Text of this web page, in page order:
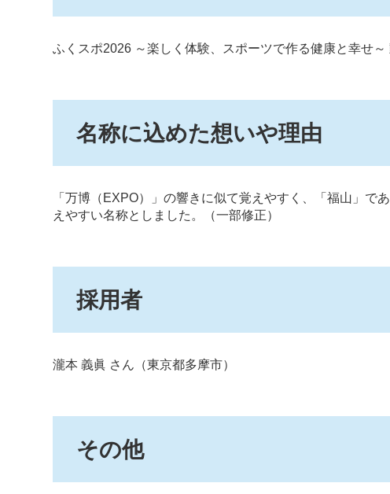
ふくスポ2026 ～楽しく体験、スポーツで作る健康と幸せ
名称に込めた想いや理由
「万博（EXPO）」の響きに似て覚えやすく、「福山」
えやすい名称としました。（一部修正）
採用者
瀧本 義眞 さん（東京都多摩市）
その他